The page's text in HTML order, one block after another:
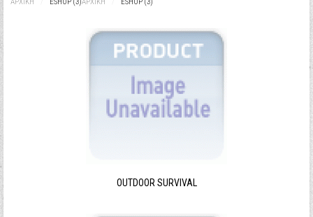
OUTDOOR SURVIVAL
Να με θυμάσαι